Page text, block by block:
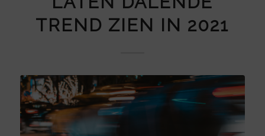
TREND ZIEN IN 2021